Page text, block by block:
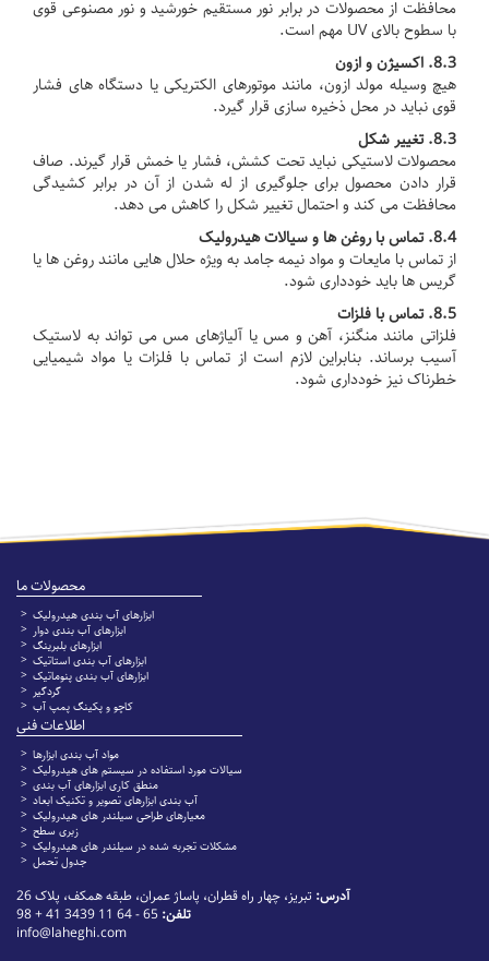
محافظت از محصولات در برابر نور مستقیم خورشید و نور مصنوعی قوی
با سطوح بالای UV مهم است.
8.3. اکسیژن و ازون
هیچ وسیله مولد ازون، مانند موتورهای الکتریکی یا دستگاه های فشار
قوی نباید در محل ذخیره سازی قرار گیرد.
8.3. تغییر شکل
محصولات لاستیکی نباید تحت کشش، فشار یا خمش قرار گیرند. صاف
قرار دادن محصول برای جلوگیری از له شدن از آن در برابر کشیدگی
محافظت می کند و احتمال تغییر شکل را کاهش می دهد.
8.4. تماس با روغن ها و سیالات هیدرولیک
از تماس با مایعات و مواد نیمه جامد به ویژه حلال هایی مانند روغن ها یا
گریس ها باید خودداری شود.
8.5. تماس با فلزات
فلزاتی مانند منگنز، آهن و مس یا آلیاژهای مس می تواند به لاستیک
آسیب برساند. بنابراین لازم است از تماس با فلزات یا مواد شیمیایی
خطرناک نیز خودداری شود.
محصولات ما
ابزارهای آب بندی هیدرولیک
ابزارهای آب بندی دوار
ابزارهای بلبرینگ
ابزارهای آب بندی استاتیک
ابزارهای آب بندی پنوماتیک
گردگیر
کاچو و پکینگ پمپ آب
اطلاعات فنی
مواد آب بندی ابزارها
سیالات مورد استفاده در سیستم های هیدرولیک
منطق کاری ابزارهای آب بندی
آب بندی ابزارهای تصویر و تکنیک ابعاد
معیارهای طراحی سیلندر های هیدرولیک
زبری سطح
مشکلات تجربه شده در سیلندر های هیدرولیک
جدول تحمل
آدرس: تبریز، چهار راه قطران، پاساژ عمران، طبقه همکف، پلاک 26
تلفن: 65 - 64 11 3439 41 + 98
info@laheghi.com